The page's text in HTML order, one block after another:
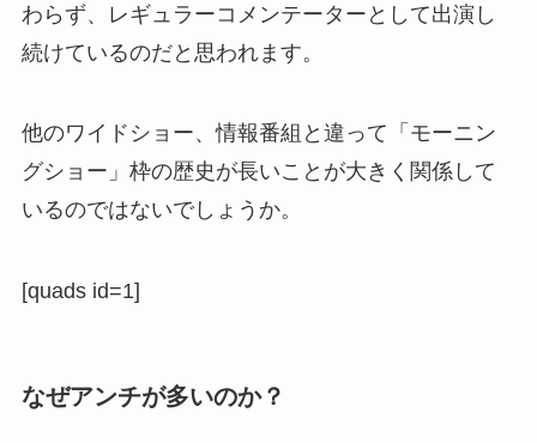
わらず、レギュラーコメンテーターとして出演し
続けているのだと思われます。
他のワイドショー、情報番組と違って「モーニン
グショー」枠の歴史が長いことが大きく関係して
いるのではないでしょうか。
[quads id=1]
なぜアンチが多いのか？